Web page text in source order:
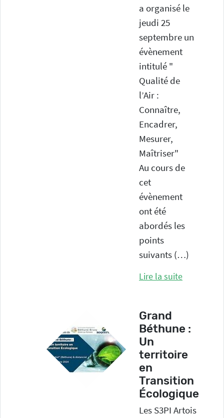
Risques
technologiques
naturels
Centre Jean Monnet Entrée "Les Asturies"
a organisé le
jeudi 25
septembre un
évènement
intitulé "
Qualité de
l’Air :
Connaître,
Encadrer,
Mesurer,
Maîtriser"
Au cours de
cet
évènement
ont été
abordés les
points
suivants (…)
Lire la suite
Grand
Béthune :
Un
territoire
en
Transition
Écologique
Les S3PI Artois